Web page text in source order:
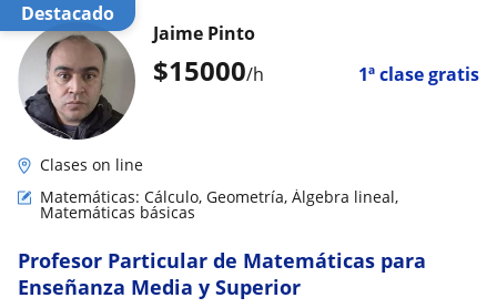
Destacado
$15000/h 1ª clase gratis
Jaime Pinto
Clases on line
Matemáticas: Cálculo, Geometría, Álgebra lineal,
Matemáticas básicas
Profesor Particular de Matemáticas para
Enseñanza Media y Superior